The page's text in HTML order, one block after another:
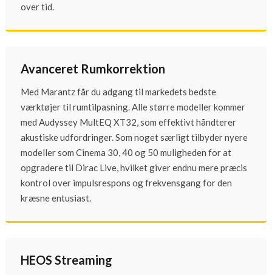
over tid.
Avanceret Rumkorrektion
Med Marantz får du adgang til markedets bedste
værktøjer til rumtilpasning. Alle større modeller kommer
med Audyssey MultEQ XT32, som effektivt håndterer
akustiske udfordringer. Som noget særligt tilbyder nyere
modeller som Cinema 30, 40 og 50 muligheden for at
opgradere til Dirac Live, hvilket giver endnu mere præcis
kontrol over impulsrespons og frekvensgang for den
kræsne entusiast.
HEOS Streaming